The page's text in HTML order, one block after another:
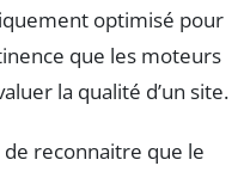
optimisé pour
que les moteurs
la qualité d’un site.
reconnaitre que le